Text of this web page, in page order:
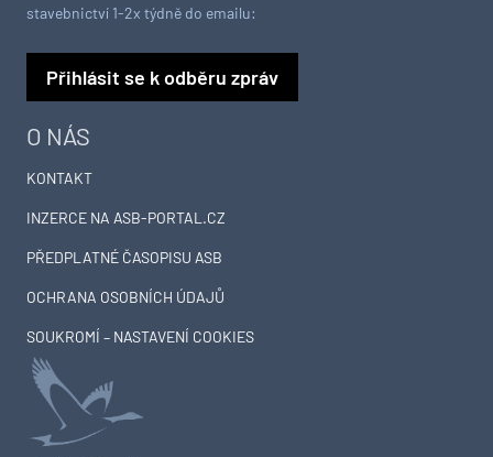
O NÁS
KONTAKT
INZERCE NA ASB-PORTAL.CZ
PŘEDPLATNÉ ČASOPISU ASB
OCHRANA OSOBNÍCH ÚDAJŮ
SOUKROMÍ – NASTAVENÍ COOKIES
stavebnictví 1-2x týdně do emailu:
Přihlásit se k odběru zpráv